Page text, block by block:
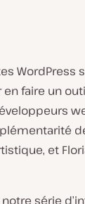
WordPress
en faire un
et
série